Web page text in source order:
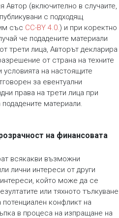
Автор (включително в случаите,
с подходящ
със CC-BY 4.0.) и при коректно
че подадените материали
трети лица, Авторът декларира
от страна на техните
условията на настоящите
за евентуални
права на трети лица при
материали.
на финансовата
всякакви възможни
лични интереси от други
който може да се
или тяхното тълкуване
конфликт на
в процеса на изпращане на